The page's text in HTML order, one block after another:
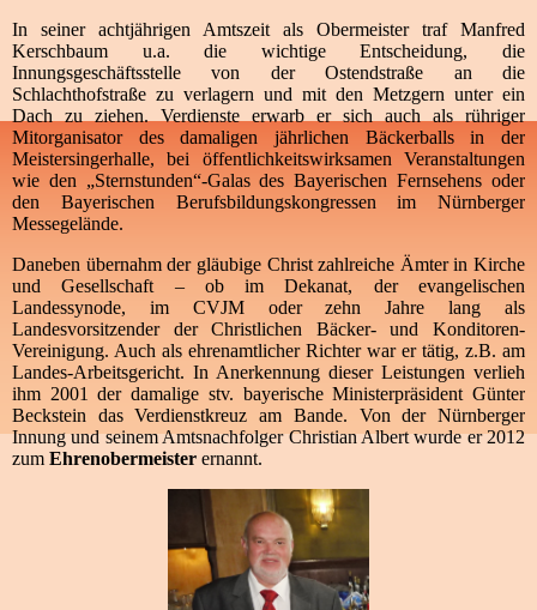
In seiner achtjährigen Amtszeit als Obermeister traf Manfred
Kerschbaum u.a. die wichtige Entscheidung, die
Innungsgeschäftsstelle von der Ostendstraße an die
Schlachthofstraße zu verlagern und mit den Metzgern unter ein
Dach zu ziehen. Verdienste erwarb er sich auch als rühriger
Mitorganisator des damaligen jährlichen Bäckerballs in der
Meistersingerhalle, bei öffentlichkeitswirksamen Veranstaltungen
wie den „Sternstunden“-Galas des Bayerischen Fernsehens oder
den Bayerischen Berufsbildungskongressen im Nürnberger
Messegelände.
Daneben übernahm der gläubige Christ zahlreiche Ämter in Kirche
und Gesellschaft – ob im Dekanat, der evangelischen
Landessynode, im CVJM oder zehn Jahre lang als
Landesvorsitzender der Christlichen Bäcker- und Konditoren-
Vereinigung. Auch als ehrenamtlicher Richter war er tätig, z.B. am
Landes-Arbeitsgericht. In Anerkennung dieser Leistungen verlieh
ihm 2001 der damalige stv. bayerische Ministerpräsident Günter
Beckstein das Verdienstkreuz am Bande. Von der Nürnberger
Innung und seinem Amtsnachfolger Christian Albert wurde er 2012
zum Ehrenobermeister ernannt.